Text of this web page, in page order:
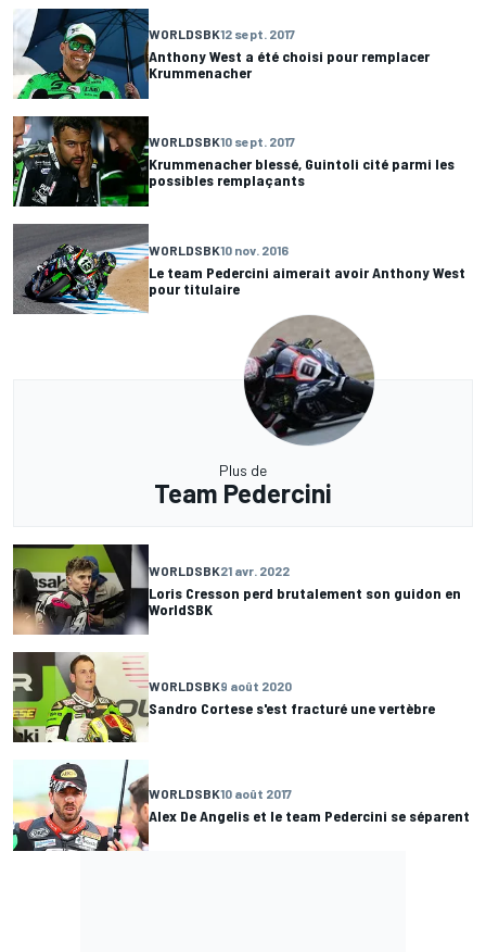
WORLDSBK12 sept. 2017
Anthony West a été choisi pour remplacer
Krummenacher
WORLDSBK10 sept. 2017
Krummenacher blessé, Guintoli cité parmi les
possibles remplaçants
WORLDSBK10 nov. 2016
Le team Pedercini aimerait avoir Anthony West
pour titulaire
Plus de
Team Pedercini
WORLDSBK21 avr. 2022
Loris Cresson perd brutalement son guidon en
WorldSBK
WORLDSBK9 août 2020
Sandro Cortese s'est fracturé une vertèbre
WORLDSBK10 août 2017
Alex De Angelis et le team Pedercini se séparent